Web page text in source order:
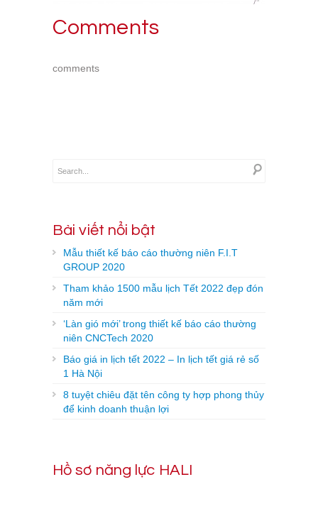
Comments
comments
Bài viết nổi bật
Mẫu thiết kế báo cáo thường niên F.I.T
GROUP 2020
Tham khảo 1500 mẫu lịch Tết 2022 đẹp đón
năm mới
‘Làn gió mới’ trong thiết kế báo cáo thường
niên CNCTech 2020
Báo giá in lịch tết 2022 – In lịch tết giá rẻ số
1 Hà Nội
8 tuyệt chiêu đặt tên công ty hợp phong thủy
để kinh doanh thuận lợi
Hồ sơ năng lực HALI